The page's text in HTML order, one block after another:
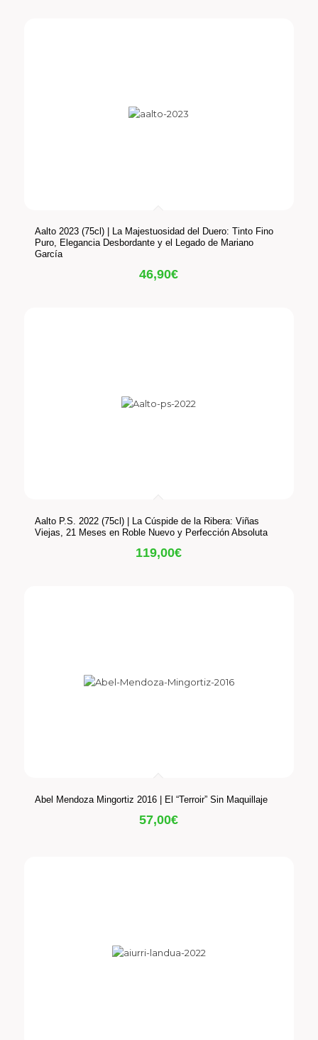
Aalto 2023 (75cl) | La Majestuosidad del Duero: Tinto Fino
Puro, Elegancia Desbordante y el Legado de Mariano
García
46,90€
Aalto P.S. 2022 (75cl) | La Cúspide de la Ribera: Viñas
Viejas, 21 Meses en Roble Nuevo y Perfección Absoluta
119,00€
Abel Mendoza Mingortiz 2016 | El “Terroir” Sin Maquillaje
57,00€